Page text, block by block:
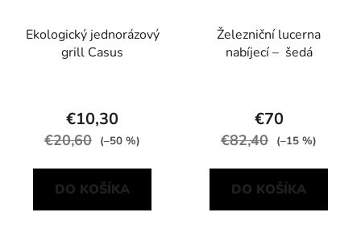
Ekologický jednorázový
grill Casus
€10,30
€20,60 (–50 %)
DO KOŠÍKA
Železniční lucerna
nabíjecí – šedá
€70
€82,40 (–15 %)
DO KOŠÍKA